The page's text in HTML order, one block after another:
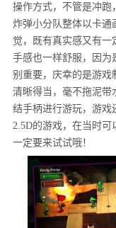
操作方式，不管是冲跑
炸弹小分队整体以卡通
觉，既有真实感又有
手感也一样舒服，因为
别重要，庆幸的是游戏
清晰得当，毫不拖泥带
结手柄进行游玩，游戏
2.5D的游戏，在当时
一定要来试试哦！